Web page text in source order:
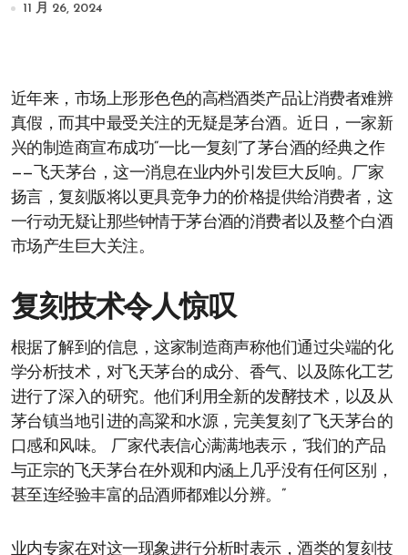
11 月 26, 2024
近年来，市场上形形色色的高档酒类产品让消费者难辨
真假，而其中最受关注的无疑是茅台酒。近日，一家新
兴的制造商宣布成功“一比一复刻”了茅台酒的经典之作
——飞天茅台，这一消息在业内外引发巨大反响。厂家
扬言，复刻版将以更具竞争力的价格提供给消费者，这
一行动无疑让那些钟情于茅台酒的消费者以及整个白酒
市场产生巨大关注。
复刻技术令人惊叹
根据了解到的信息，这家制造商声称他们通过尖端的化
学分析技术，对飞天茅台的成分、香气、以及陈化工艺
进行了深入的研究。他们利用全新的发酵技术，以及从
茅台镇当地引进的高粱和水源，完美复刻了飞天茅台的
口感和风味。 厂家代表信心满满地表示，“我们的产品
与正宗的飞天茅台在外观和内涵上几乎没有任何区别，
甚至连经验丰富的品酒师都难以分辨。”
业内专家在对这一现象进行分析时表示，酒类的复刻技